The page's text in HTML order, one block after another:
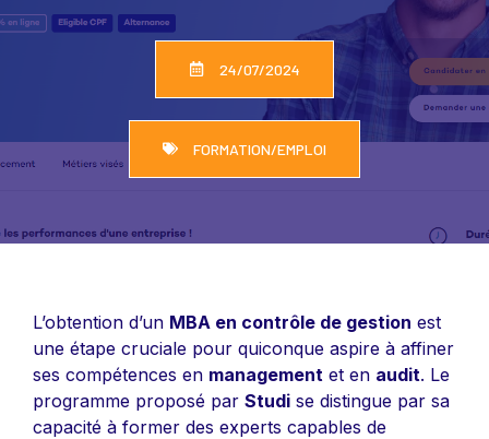
24/07/2024
FORMATION/EMPLOI
L’obtention d’un MBA en contrôle de gestion est
une étape cruciale pour quiconque aspire à affiner
ses compétences en management et en audit. Le
programme proposé par Studi se distingue par sa
capacité à former des experts capables de